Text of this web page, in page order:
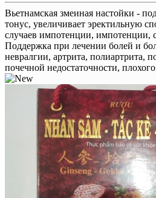
Вьетнамская змеиная настойки -
тонус, увеличивает эректильную
случаев импотенции, импотенции,
Поддержка при лечении болей и
невралгии, артрита, полиартрита,
почечной недостаточности,